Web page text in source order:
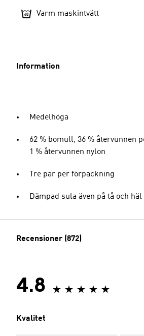
Varm maskintvätt
Information
Medelhöga
62 % bomull, 36 % återvunnen
1 % återvunnen nylon
Tre par per förpackning
Dämpad sula även på tå och häl
Recensioner (872)
4.8
Kvalitet